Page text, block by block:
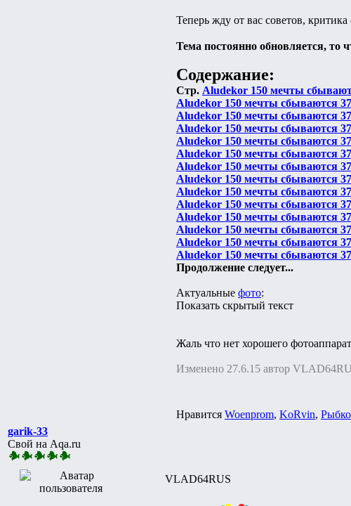
Теперь жду от вас советов,
Тема постоянно обновляется, то
Содержание:
Стр. Aludekor 150 мечты
Aludekor 150 мечты сбываются
Aludekor 150 мечты сбываются
Aludekor 150 мечты сбываются
Aludekor 150 мечты сбываются
Aludekor 150 мечты сбываются
Aludekor 150 мечты сбываются
Aludekor 150 мечты сбываются
Aludekor 150 мечты сбываются
Aludekor 150 мечты сбываются
Aludekor 150 мечты сбываются
Aludekor 150 мечты сбываются
Aludekor 150 мечты сбываются
Aludekor 150 мечты сбываются
Продолжение следует...
Актуальные фото:
Показать скрытый текст
Жаль что нет хорошего
Изменено 27.6.15 автор
Нравится Woenprom, KoRvin,
garik-33
Свой на Aqa.ru
VLAD64RUS